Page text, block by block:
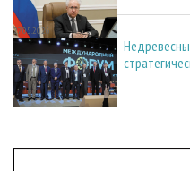
27.05.2026